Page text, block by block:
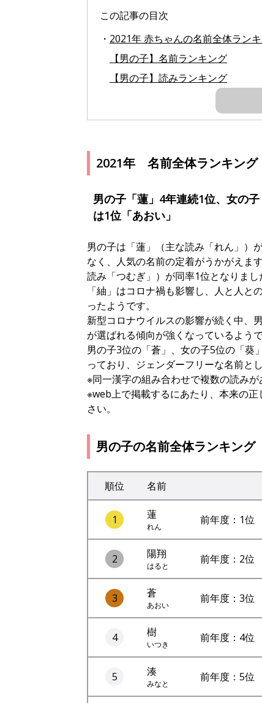
この記事の目次
2021年 赤ちゃんの名前全体ラン
【男の子】名前ランキング
【男の子】読みランキング
2021年 名前全体ランキン
男の子「蓮」4年連続1位、女の
は1位「あおい」
男の子は「蓮」（主な読み「れん」）
なく、人気の名前の定着がうかがえま
読み「つむぎ」）が同率1位となりま
「紬」はコロナ禍も影響し、人と人
ったようです。
新型コロナウイルスの影響が続く中、
が選ばれる傾向が強くなっているようで
男の子3位の「蒼」、女の子5位の「葵
っており、ジェンダーフリーな名前と
※同一漢字の組み合わせで複数の読み
※web上で掲載するにあたり、本来の
さい。
男の子の名前全体ランキング
順位 名前
1 蓮
れん
前年度：1位
2 陽翔
はると
前年度：2位
3 蒼
あおい
前年度：3位
4 樹
いつき
前年度：4位
5 湊
みなと
前年度：5位